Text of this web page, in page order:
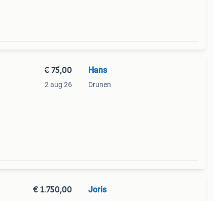
€ 75,00
2 aug 26
Hans
Drunen
€ 1.750,00 Joris